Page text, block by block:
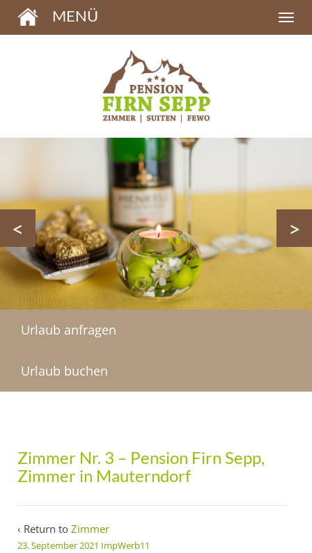
MENÜ
< >
Urlaub anfragen
Urlaub buchen
Zimmer Nr. 3 – Pension Firn Sepp,
Zimmer in Mauterndorf
‹ Return to Zimmer
23. September 2021 ImpWerb11